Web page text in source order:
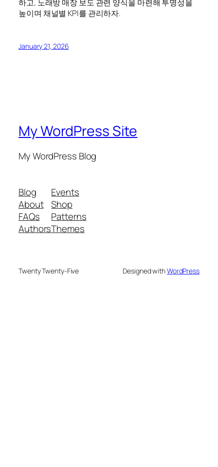
하고, 노래방 매장 보도 관련 양식을 마련해 투명성을
높이며 채널별 KPI를 관리하자.
January 21, 2026
My WordPress Site
My WordPress Blog
Blog
About
FAQs
Authors
Events
Shop
Patterns
Themes
Twenty Twenty-Five Designed withWordPress